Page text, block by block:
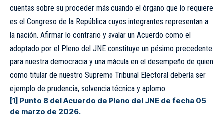
cuentas sobre su proceder más cuando el órgano que lo requiere
es el Congreso de la República cuyos integrantes representan a
la nación. Afirmar lo contrario y avalar un Acuerdo como el
adoptado por el Pleno del JNE constituye un pésimo precedente
para nuestra democracia y una mácula en el desempeño de quien
como titular de nuestro Supremo Tribunal Electoral debería ser
ejemplo de prudencia, solvencia técnica y aplomo.
[1] Punto 8 del Acuerdo de Pleno del JNE de fecha 05
de marzo de 2026.